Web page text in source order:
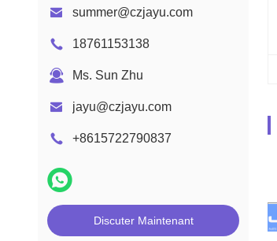
summer@czjayu.com
18761153138
Ms. Sun Zhu
jayu@czjayu.com
+8615722790837
Discuter Maintenant